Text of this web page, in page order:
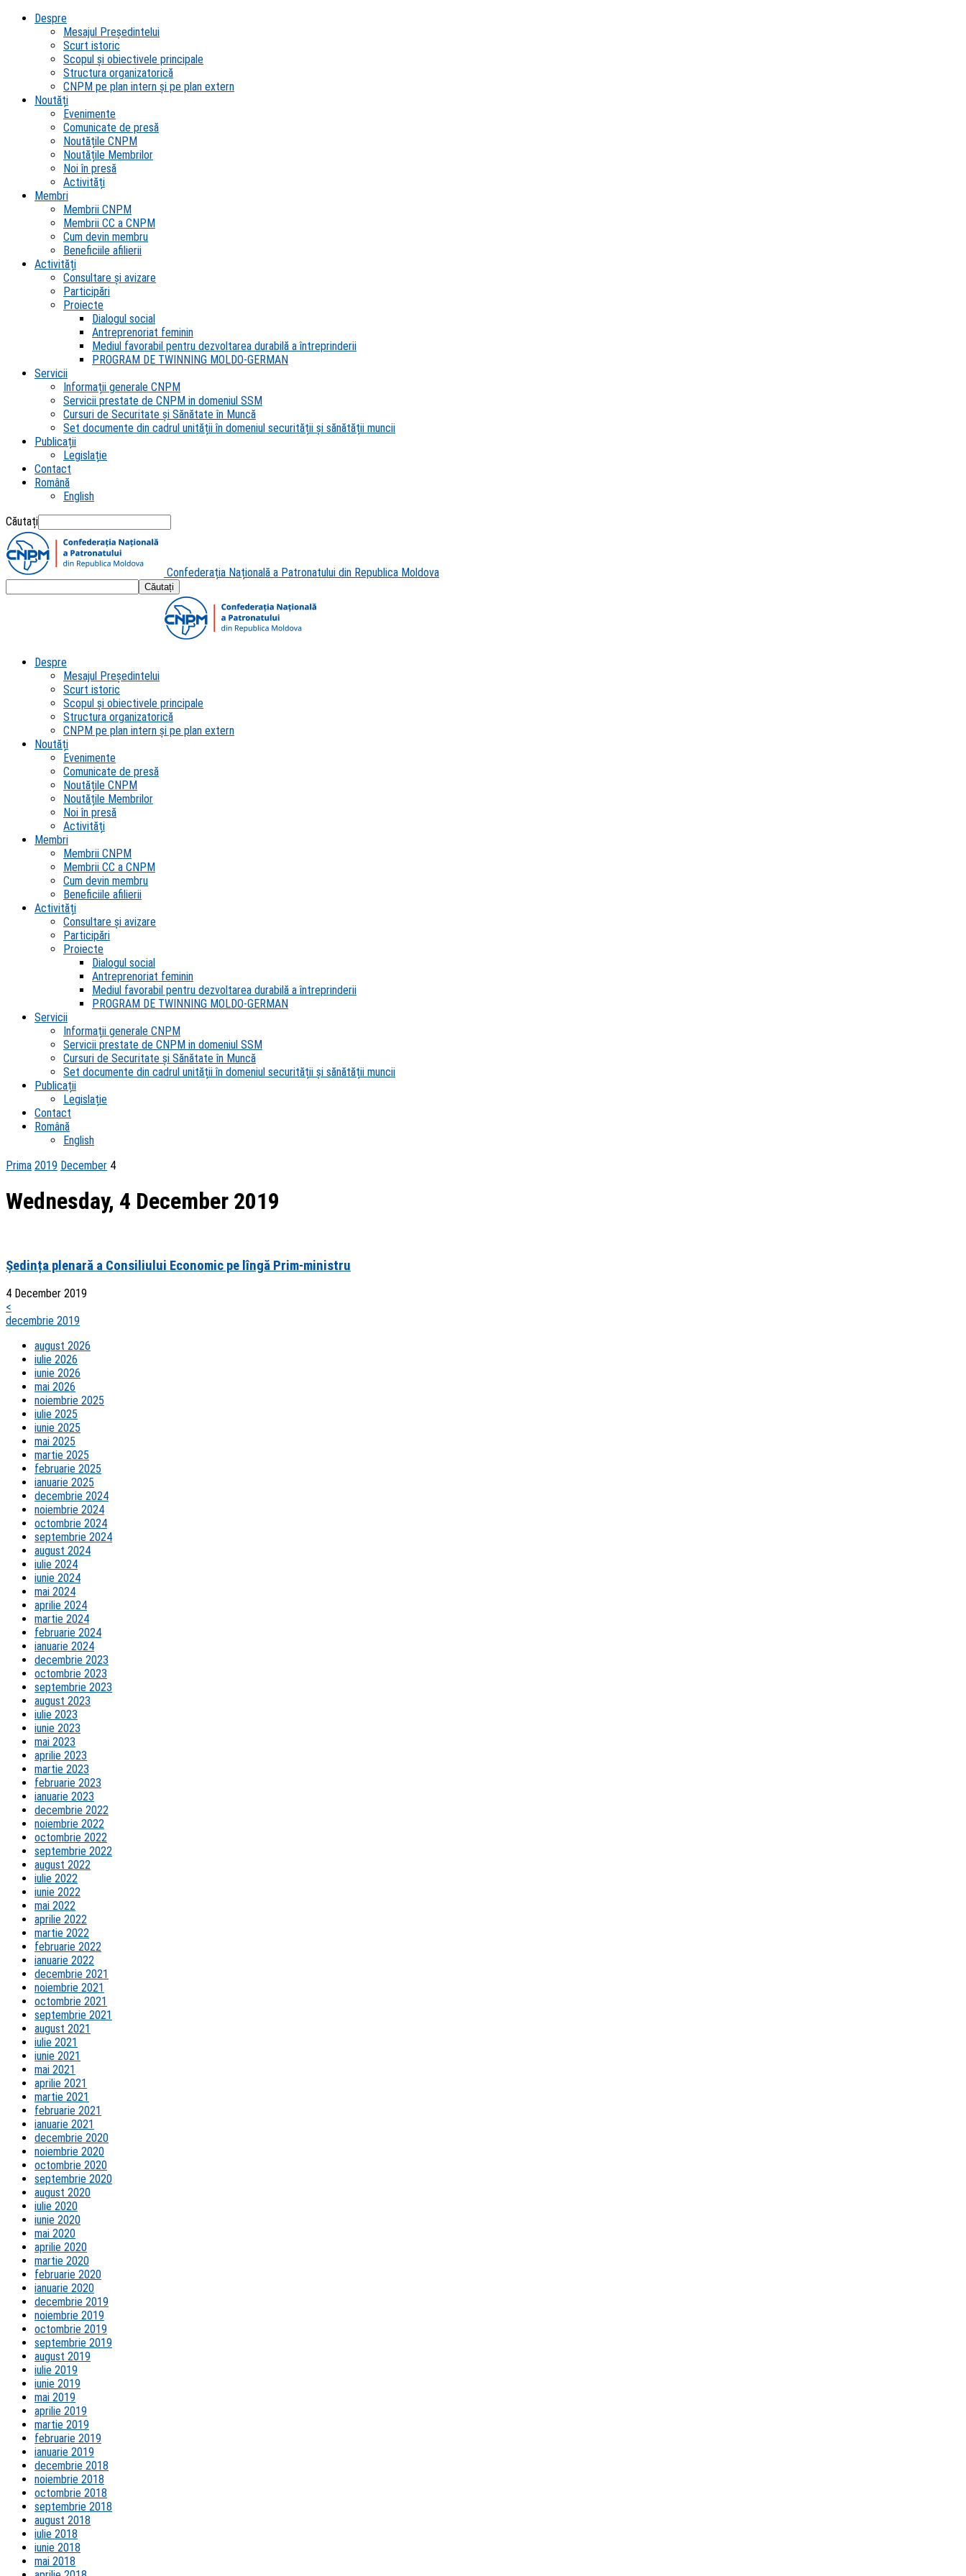
Despre
Mesajul Președintelui
Scurt istoric
Scopul şi obiectivele principale
Structura organizatorică
CNPM pe plan intern şi pe plan extern
Noutăți
Evenimente
Comunicate de presă
Noutățile CNPM
Noutățile Membrilor
Noi în presă
Activități
Membri
Membrii CNPM
Membrii CC a CNPM
Cum devin membru
Beneficiile afilierii
Activități
Consultare și avizare
Participări
Proiecte
Dialogul social
Antreprenoriat feminin
Mediul favorabil pentru dezvoltarea durabilă a întreprinderii
PROGRAM DE TWINNING MOLDO-GERMAN
Servicii
Informații generale CNPM
Servicii prestate de CNPM in domeniul SSM
Cursuri de Securitate și Sănătate în Muncă
Set documente din cadrul unității în domeniul securității și sănătății muncii
Publicații
Legislație
Contact
Română
English
Căutați
Confederația Națională a Patronatului din Republica Moldova
Despre
Mesajul Președintelui
Scurt istoric
Scopul şi obiectivele principale
Structura organizatorică
CNPM pe plan intern şi pe plan extern
Noutăți
Evenimente
Comunicate de presă
Noutățile CNPM
Noutățile Membrilor
Noi în presă
Activități
Membri
Membrii CNPM
Membrii CC a CNPM
Cum devin membru
Beneficiile afilierii
Activități
Consultare și avizare
Participări
Proiecte
Dialogul social
Antreprenoriat feminin
Mediul favorabil pentru dezvoltarea durabilă a întreprinderii
PROGRAM DE TWINNING MOLDO-GERMAN
Servicii
Informații generale CNPM
Servicii prestate de CNPM in domeniul SSM
Cursuri de Securitate și Sănătate în Muncă
Set documente din cadrul unității în domeniul securității și sănătății muncii
Publicații
Legislație
Contact
Română
English
Prima 2019 December 4
Wednesday, 4 December 2019
Ședința plenară a Consiliului Economic pe lîngă Prim-ministru
4 December 2019
<
decembrie 2019
august 2026
iulie 2026
iunie 2026
mai 2026
noiembrie 2025
iulie 2025
iunie 2025
mai 2025
martie 2025
februarie 2025
ianuarie 2025
decembrie 2024
noiembrie 2024
octombrie 2024
septembrie 2024
august 2024
iulie 2024
iunie 2024
mai 2024
aprilie 2024
martie 2024
februarie 2024
ianuarie 2024
decembrie 2023
octombrie 2023
septembrie 2023
august 2023
iulie 2023
iunie 2023
mai 2023
aprilie 2023
martie 2023
februarie 2023
ianuarie 2023
decembrie 2022
noiembrie 2022
octombrie 2022
septembrie 2022
august 2022
iulie 2022
iunie 2022
mai 2022
aprilie 2022
martie 2022
februarie 2022
ianuarie 2022
decembrie 2021
noiembrie 2021
octombrie 2021
septembrie 2021
august 2021
iulie 2021
iunie 2021
mai 2021
aprilie 2021
martie 2021
februarie 2021
ianuarie 2021
decembrie 2020
noiembrie 2020
octombrie 2020
septembrie 2020
august 2020
iulie 2020
iunie 2020
mai 2020
aprilie 2020
martie 2020
februarie 2020
ianuarie 2020
decembrie 2019
noiembrie 2019
octombrie 2019
septembrie 2019
august 2019
iulie 2019
iunie 2019
mai 2019
aprilie 2019
martie 2019
februarie 2019
ianuarie 2019
decembrie 2018
noiembrie 2018
octombrie 2018
septembrie 2018
august 2018
iulie 2018
iunie 2018
mai 2018